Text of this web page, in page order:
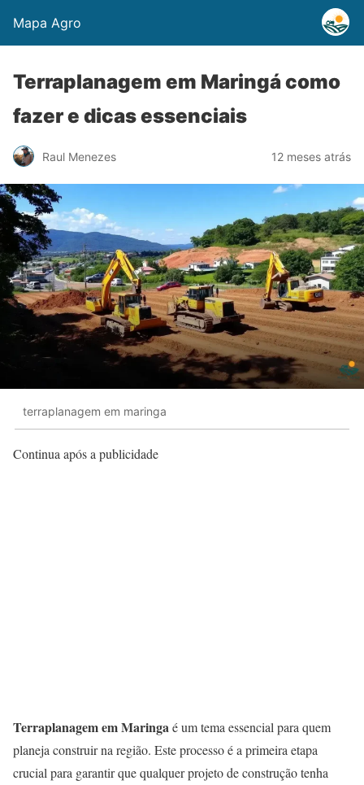
Mapa Agro
Terraplanagem em Maringá como
fazer e dicas essenciais
Raul Menezes 12 meses atrás
terraplanagem em maringa
Continua após a publicidade
Terraplanagem em Maringaé um tema essencial para quem
planeja construir na região. Este processo é a primeira etapa
crucial para garantir que qualquer projeto de construção tenha